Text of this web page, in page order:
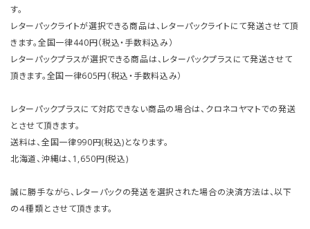
す。
レターパックライトが選択できる商品は、レターパックライトにて発送させて頂
きます。全国一律440円（税込・手数料込み）
レターパックプラスが選択できる商品は、レターパックプラスにて発送させて
頂きます。全国一律605円（税込・手数料込み）
レターパックプラスにて対応できない商品の場合は、クロネコヤマトでの発送
とさせて頂きます。
送料は、全国一律990円(税込)となります。
北海道、沖縄は、1,650円(税込)
誠に勝手ながら、レターパックの発送を選択された場合の決済方法は、以下
の４種類とさせて頂きます。